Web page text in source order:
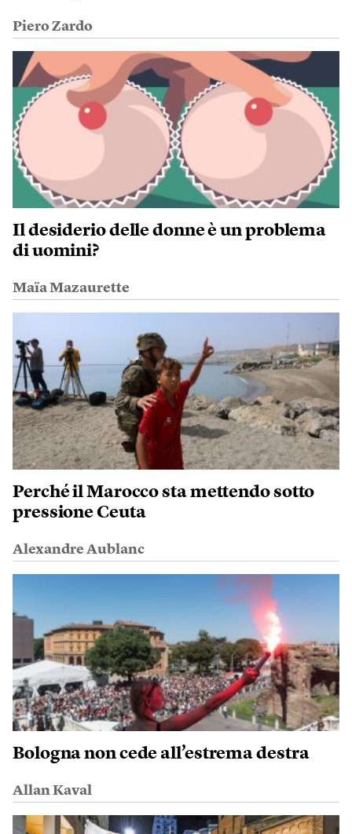
Piero Zardo
Il desiderio delle donne è un problema
di uomini?
Maïa Mazaurette
Perché il Marocco sta mettendo sotto
pressione Ceuta
Alexandre Aublanc
Bologna non cede all’estrema destra
Allan Kaval